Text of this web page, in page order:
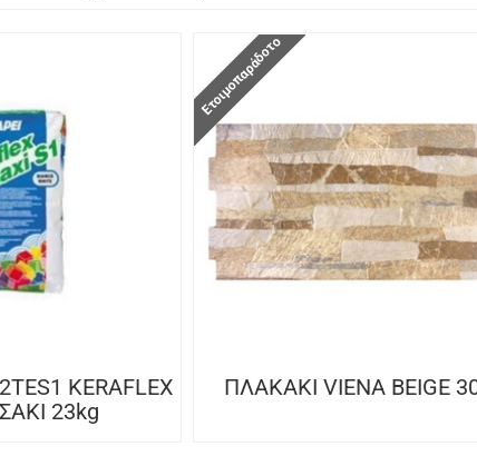
KERAFLEX
23kg
Ετοιμοπαράδοτο
ΠΛΑΚΑΚΙ VIENA BEIGE